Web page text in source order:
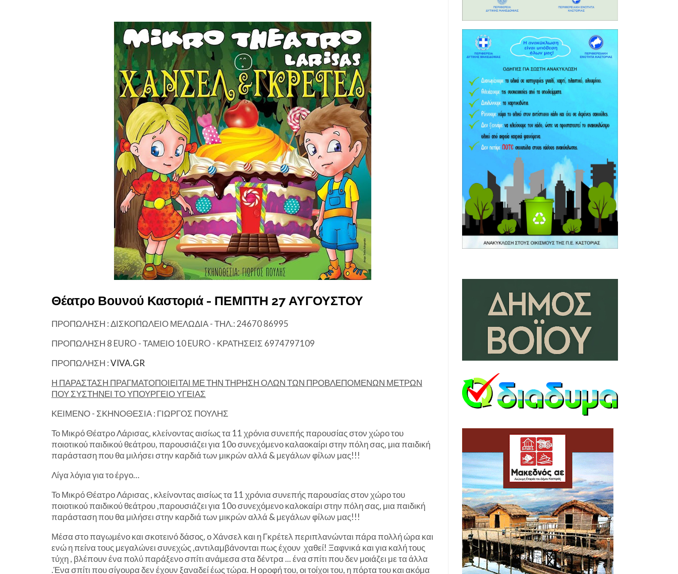
Θέατρο Βουνού Καστοριά - ΠΕΜΠΤΗ 27 ΑΥΓΟΥΣΤΟΥ
ΠΡΟΠΩΛΗΣΗ : ΔΙΣΚΟΠΩΛΕΙΟ ΜΕΛΩΔΙΑ - ΤΗΛ.: 24670 86995
ΠΡΟΠΩΛΗΣΗ 8 EURO - ΤΑΜΕΙΟ 10 EURO - ΚΡΑΤΗΣΕΙΣ 6974797109
ΠΡΟΠΩΛΗΣΗ :VIVA.GR
Η ΠΑΡΑΣΤΑΣΗ ΠΡΑΓΜΑΤΟΠΟΙΕΙΤΑΙ ΜΕ ΤΗΝ ΤΗΡΗΣΗ ΟΛΩΝ ΤΩΝ ΠΡΟΒΛΕΠΟΜΕΝΩΝ ΜΕΤΡΩΝ
ΠΟΥ ΣΥΣΤΗΝΕΙ ΤΟ ΥΠΟΥΡΓΕΙΟ ΥΓΕΙΑΣ
ΚΕΙΜΕΝΟ - ΣΚΗΝΟΘΕΣΙΑ : ΓΙΩΡΓΟΣ ΠΟΥΛΗΣ
Το Μικρό Θέατρο Λάρισας, κλείνοντας αισίως τα 11 χρόνια συνεπής παρουσίας στον χώρο του
ποιοτικού παιδικού θεάτρου, παρουσιάζει για 10ο συνεχόμενο καλαοκαίρι στην πόλη σας, μια παιδική
παράσταση που θα μιλήσει στην καρδιά των μικρών αλλά & μεγάλων φίλων μας!!!
Λίγα λόγια για το έργο…
Το Μικρό Θέατρο Λάρισας , κλείνοντας αισίως τα 11 χρόνια συνεπής παρουσίας στον χώρο του
ποιοτικού παιδικού θεάτρου ,παρουσιάζει για 10ο συνεχόμενο καλοκαίρι στην πόλη σας, μια παιδική
παράσταση που θα μιλήσει στην καρδιά των μικρών αλλά & μεγάλων φίλων μας!!!
Μέσα στο παγωμένο και σκοτεινό δάσος, ο Χάνσελ και η Γκρέτελ περιπλανώνται πάρα πολλή ώρα και
ενώ η πείνα τους μεγαλώνει συνεχώς ,αντιλαμβάνονται πως έχουν χαθεί! Ξαφνικά και για καλή τους
τύχη , βλέπουν ένα πολύ παράξενο σπίτι ανάμεσα στα δέντρα ... ένα σπίτι που δεν μοιάζει με τα άλλα
.Ένα σπίτι που σίγουρα δεν έχουν ξαναδεί έως τώρα. Η οροφή του, οι τοίχοι του, η πόρτα του και ακόμα